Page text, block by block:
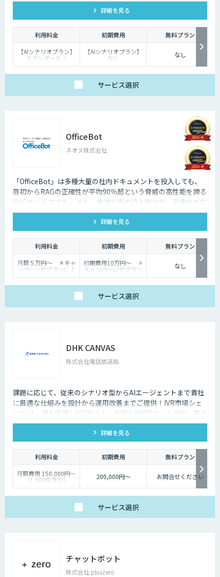
詳細を見る
利用料金 初期費用
無料プラン
【AIシナリオプラン】
スタンダード：
￥2,980～/月、プレミ
～/月（10万PVを超え
【生成AIプラン】
【AIシナリオプラン】
なし
【生成AIプラン】：
なし
サービス選択
OfficeBot
ネオス株式会社
「OfficeBot」は多種大量の社内ドキュメントを投入しても、
最初からRAGの正確性が平均90％超という脅威の高性能を誇る
RAGサービスです。 また、複雑な表の読み取りや、画像内の文
字・スキャンした紙資料をOCRでテキスト化、さらにグラフ・
イラスト・写真・説明図などのオブジェクトも高精度な画像認
識で言語化するため、多様な資料がそのままRAGに利用するこ
とが可能になり、問い合わせ対応や業務ノウハウの共有が一層
効率化できます。
詳細を見る
利用料金 初期費用
無料プラン
月額５万円〜 ＊キャ
ンペーンやプランによ
り異なります
初期費用10万円〜 ＊
キャンペーンやプラン
により異なります
なし
サービス選択
DHK CANVAS
株式会社電話放送局
課題に応じて、従来のシナリオ型からAIエージェントまで貴社
に最適な仕組みを設計から運用改善までご提供！IVR市場シェ
アNo.1。導入実績1,500社以上、年間4,000万コール対応。電話
業務の課題をノーコードAIエージェントDHK CANVASが解決。
シナリオ型からAIエージェントまで、設計から運用改善まで伴
走します。
詳細を見る
利用料金 初期費用
無料プラン
月額費用 150,000円〜
（1,000件含む）
※別途、着信件数（架
※キャリアサービスを
ご利用の場合、別途工
ます。詳細については
お気軽にお問い合わせ
ください。
200,000円〜 お問合せください
サービス選択
チャットボット
株式会社 pluszero